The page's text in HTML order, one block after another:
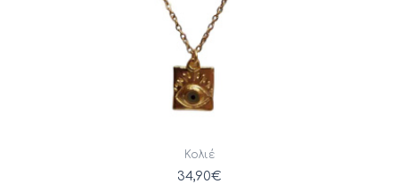
Κολιέ
34,90€